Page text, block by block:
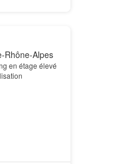
Rhône-Alpes
en étage élevé